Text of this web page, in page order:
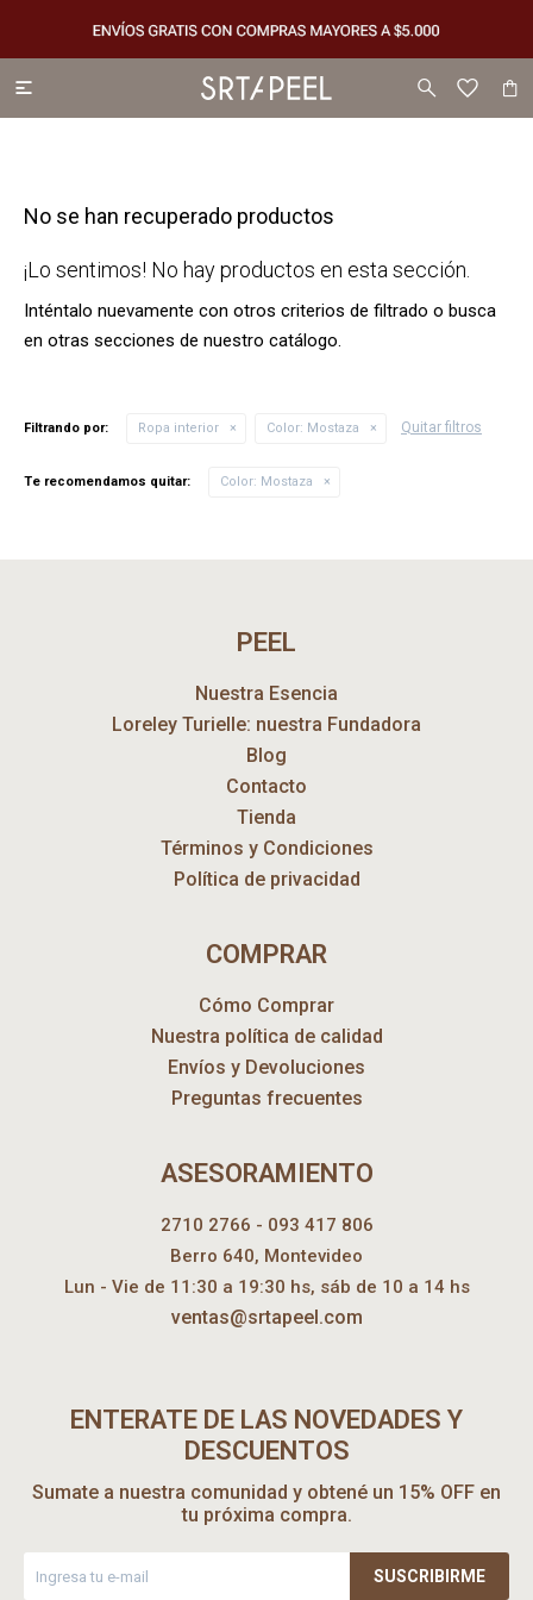

No se han recuperado productos
¡Lo sentimos! No hay productos en esta sección.
Inténtalo nuevamente con otros criterios de filtrado o busca
en otras secciones de nuestro catálogo.
Filtrando por: Ropa interior Color: Mostaza Quitar filtros
Te recomendamos quitar: Color: Mostaza
PEEL
Nuestra Esencia
Loreley Turielle: nuestra Fundadora
Blog
Contacto
Tienda
Términos y Condiciones
Política de privacidad
COMPRAR
Cómo Comprar
Nuestra política de calidad
Envíos y Devoluciones
Preguntas frecuentes
ASESORAMIENTO
2710 2766 - 093 417 806
Berro 640, Montevideo
Lun - Vie de 11:30 a 19:30 hs, sáb de 10 a 14 hs
ventas@srtapeel.com
ENTERATE DE LAS NOVEDADES Y
DESCUENTOS
Sumate a nuestra comunidad y obtené un 15% OFF en
tu próxima compra.
SUSCRIBIRME